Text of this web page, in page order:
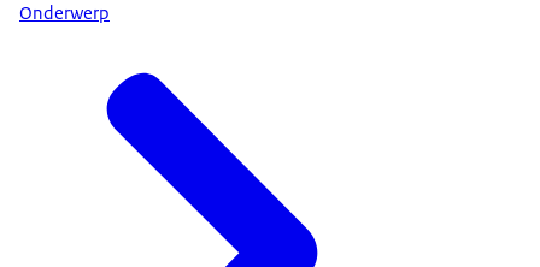
Onderwerp